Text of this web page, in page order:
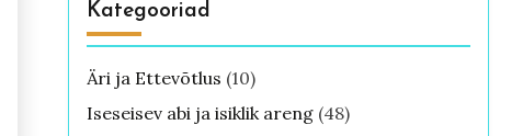
Kategooriad
Äri ja Ettevõtlus (10)
Iseseisev abi ja isiklik areng(48)